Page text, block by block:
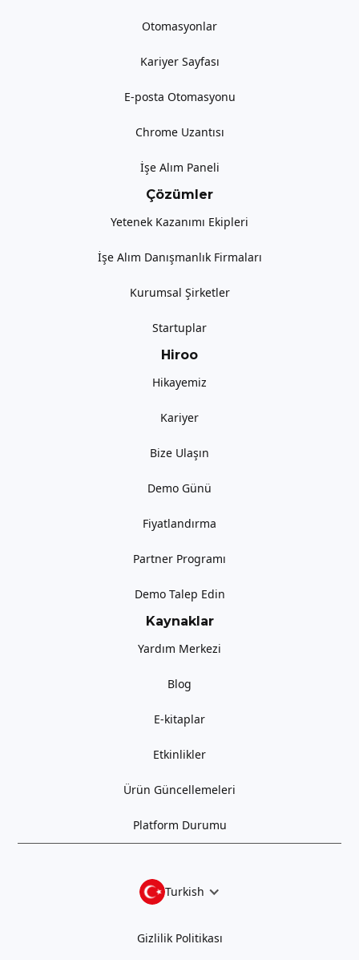
Otomasyonlar
Kariyer Sayfası
E-posta Otomasyonu
Chrome Uzantısı
İşe Alım Paneli
Çözümler
Yetenek Kazanımı Ekipleri
İşe Alım Danışmanlık Firmaları
Kurumsal Şirketler
Startuplar
Hiroo
Hikayemiz
Kariyer
Bize Ulaşın
Demo Günü
Fiyatlandırma
Partner Programı
Demo Talep Edin
Kaynaklar
Yardım Merkezi
Blog
E-kitaplar
Etkinlikler
Ürün Güncellemeleri
Platform Durumu
Turkish
Gizlilik Politikası